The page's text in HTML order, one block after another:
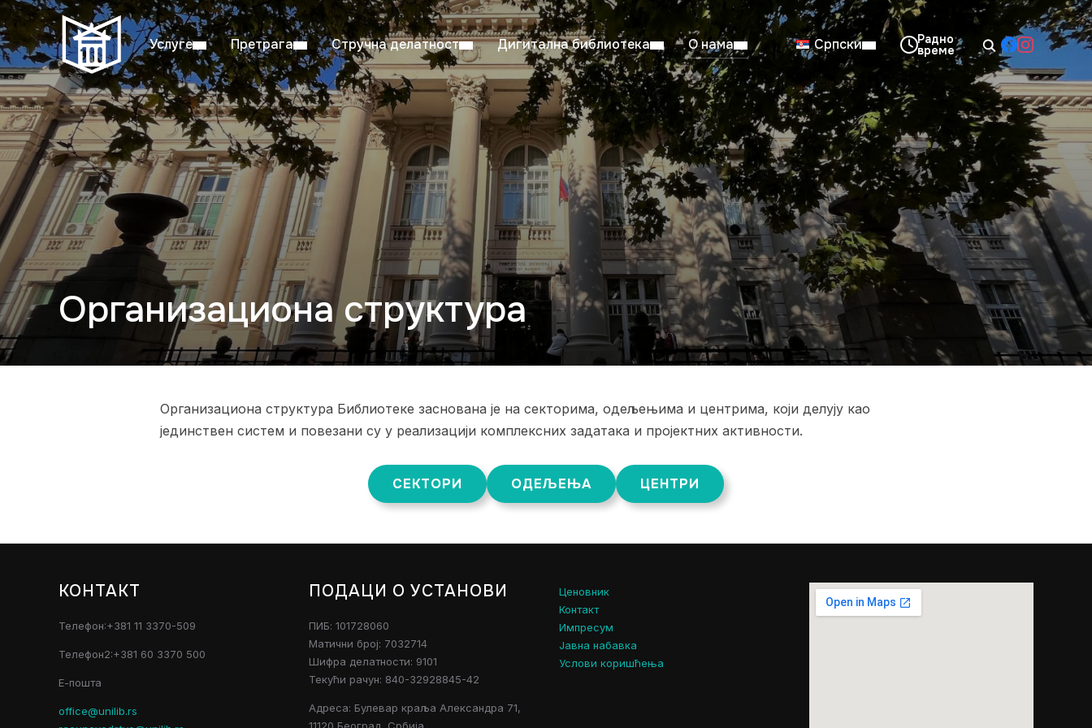
Услуге Претрага Стручна делатност Дигитална библиотека О нама Српски
Организациона структура
Организациона структура Библиотеке заснована је на секторима, одељењима и центрима, који делују као
јединствен систем и повезани су у реализацији комплексних задатака и пројектних активности.
СЕКТОРИ ОДЕЉЕЊА ЦЕНТРИ
КОНТАКТ
Телефон:+381 11 3370-509
Телефон2:+381 60 3370 500
Е-пошта
office@unilib.rs
ПОДАЦИ О УСТАНОВИ
ПИБ: 101728060
Матични број: 7032714
Шифра делатности: 9101
Текући рачун: 840-32928845-42
Адреса: Булевар краља Александра 71,
Ценовник
Контакт
Импресум
Јавна набавка
Услови коришћења
Пон–пет: 08:00–20:00 Студентска читаоница: 08:00–23:00 Суб: 08:00–14:00 Нед: Затворено
Радно време од 06. јула до 29. августа